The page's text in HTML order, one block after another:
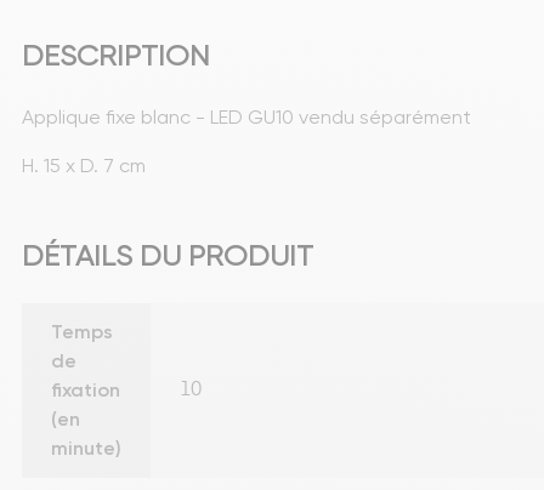
DESCRIPTION
Applique fixe blanc - LED GU10 vendu séparément
H. 15 x D. 7 cm
DÉTAILS DU PRODUIT
Temps
de
fixation
(en
minute)
10